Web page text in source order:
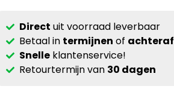
Direct uit voorraad leverbaar
Betaal in termijnen of achteraf
Snelle klantenservice!
Retourtermijn van 30 dagen